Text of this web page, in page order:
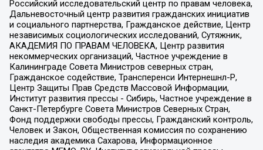
Российский исследовательский центр по правам человека,
Дальневосточный центр развития гражданских инициатив
и социального партнерства, Гражданское действие, Центр
независимых социологических исследований, Сутяжник,
АКАДЕМИЯ ПО ПРАВАМ ЧЕЛОВЕКА, Центр развития
некоммерческих организаций, Частное учреждение в
Калининграде Совета Министров северных стран,
Гражданское содействие, Трансперенси Интернешнл-Р,
Центр Защиты Прав Средств Массовой Информации,
Институт развития прессы - Сибирь, Частное учреждение в
Санкт-Петербурге Совета Министров Северных Стран,
Фонд поддержки свободы прессы, Гражданский контроль,
Человек и Закон, Общественная комиссия по сохранению
наследия академика Сахарова, Информационное